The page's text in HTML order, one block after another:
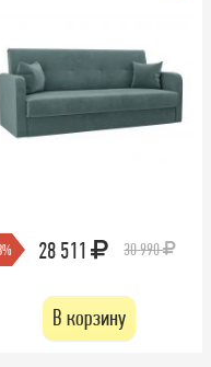
28 511 30 990
В корзину